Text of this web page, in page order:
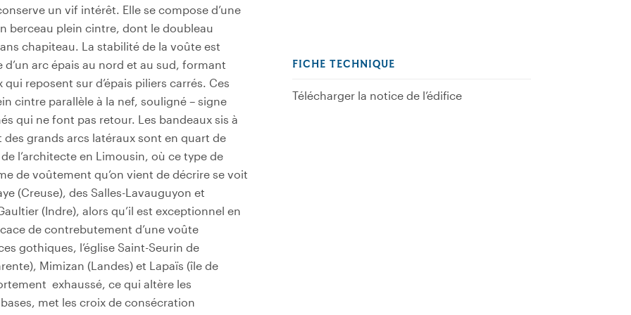
un vif intérêt. Elle se compose d’une
berceau plein cintre, dont le doubleau
chapiteau. La stabilité de la voûte est
arc épais au nord et au sud, formant
reposent sur d’épais piliers carrés. Ces
cintre parallèle à la nef, souligné – signe
qui ne font pas retour. Les bandeaux sis à
grands arcs latéraux sont en quart de
l’architecte en Limousin, où ce type de
de voûtement qu’on vient de décrire se voit
(Creuse), des Salles-Lavauguyon et
(Indre), alors qu’il est exceptionnel en
de contrebutement d’une voûte
gothiques, l’église Saint-Seurin de
Mimizan (Landes) et Lapaïs (île de
exhaussé, ce qui altère les
met les croix de consécration
FICHE TECHNIQUE
Télécharger la notice de l’édifice